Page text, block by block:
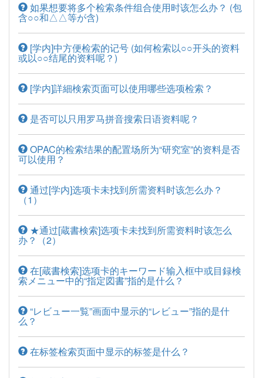
如果想要将多个检索条件组合使用时该怎么办？ (包
含○○和△△等が含)
[学内]中方便检索的记号 (如何检索以○○开头的资料
或以○○结尾的资料呢？)
[学内]詳細検索页面可以使用哪些选项检索？
是否可以只用罗马拼音搜索日语资料呢？
OPAC的检索结果的配置场所为“研究室”的资料是否
可以使用？
通过[学内]选项卡未找到所需资料时该怎么办？
（1）
★通过[蔵書検索]选项卡未找到所需资料时该怎么
办？（2）
在[蔵書検索]选项卡的キーワード输入框中或目録検
索メニュー中的“指定図書”指的是什么？
“レビュー一覧”画面中显示的“レビュー”指的是什
么？
在标签检索页面中显示的标签是什么？